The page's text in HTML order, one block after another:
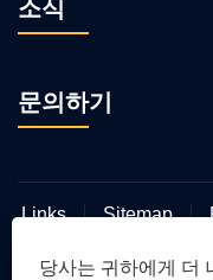
소식
문의하기
Links Sitemap
당사는 귀하에게 더